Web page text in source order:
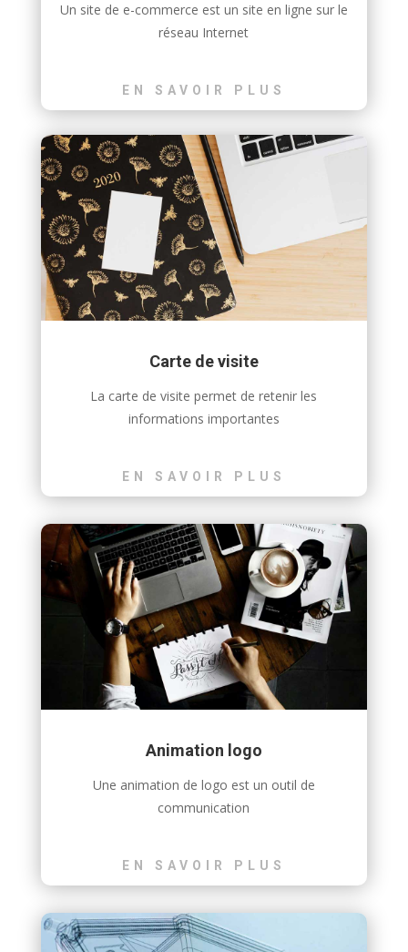
Un site de e-commerce est un site en ligne sur le
réseau Internet
EN SAVOIR PLUS
Carte de visite
La carte de visite permet de retenir les
informations importantes
EN SAVOIR PLUS
Animation logo
Une animation de logo est un outil de
communication
EN SAVOIR PLUS